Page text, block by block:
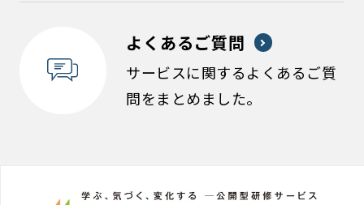
よくあるご質問
サービスに関するよくあるご質
問をまとめました。